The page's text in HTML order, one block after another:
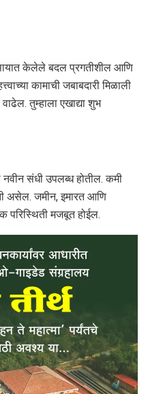
केलेले बदल प्रगतीशील आणि
कामाची जबाबदारी मिळाली
तुम्हाला एखाद्या शुभ
नवीन संधी उपलब्ध होतील. कमी
असेल. जमीन, इमारत आणि
परिस्थिती मजबूत होईल.